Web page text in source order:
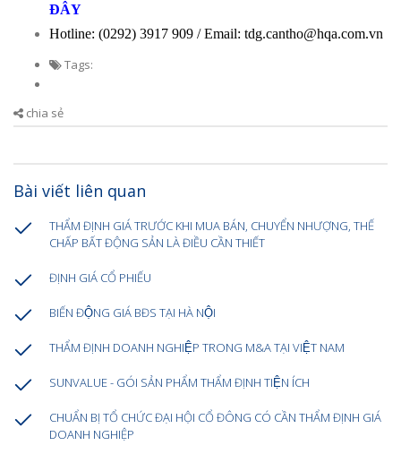
ĐÂY
Hotline: (0292) 3917 909 / Email: tdg.cantho@hqa.com.vn
Tags:
chia sẻ
Bài viết liên quan
THẨM ĐỊNH GIÁ TRƯỚC KHI MUA BÁN, CHUYỂN NHƯỢNG, THẾ
CHẤP BẤT ĐỘNG SẢN LÀ ĐIỀU CẦN THIẾT
ĐỊNH GIÁ CỔ PHIẾU
BIẾN ĐỘNG GIÁ BĐS TẠI HÀ NỘI
THẨM ĐỊNH DOANH NGHIỆP TRONG M&A TẠI VIỆT NAM
SUNVALUE - GÓI SẢN PHẨM THẨM ĐỊNH TIỆN ÍCH
CHUẨN BỊ TỔ CHỨC ĐẠI HỘI CỔ ĐÔNG CÓ CẦN THẨM ĐỊNH GIÁ
DOANH NGHIỆP